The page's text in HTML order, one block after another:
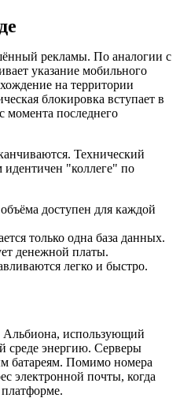
рекламы. По аналогии с
указание мобильного
на территории
блокировка вступает в
момента последнего
Технический
"коллеге" по
доступен для каждой
только одна база данных.
денежной платы.
легко и быстро.
Альбиона, использующий
энергию. Серверы
батареям. Помимо номера
электронной почты, когда
платформе.